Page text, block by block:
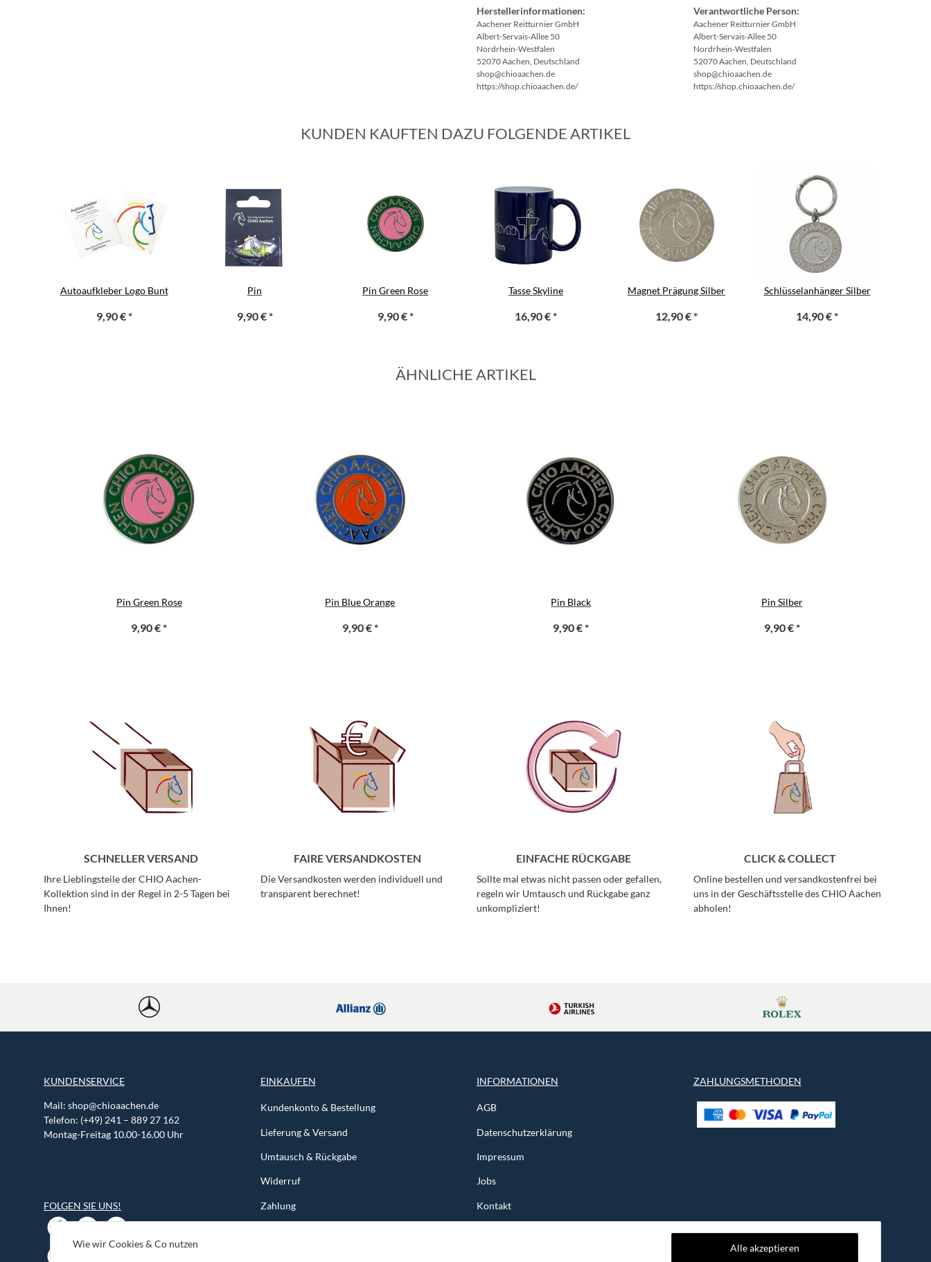
Alle akzeptieren
Wie wir Cookies & Co nutzen
Herstellerinformationen:
Aachener Reitturnier GmbH
Albert-Servais-Allee 50
Nordrhein-Westfalen
52070 Aachen, Deutschland
shop@chioaachen.de
https://shop.chioaachen.de/
Verantwortliche Person:
Aachener Reitturnier GmbH
Albert-Servais-Allee 50
Nordrhein-Westfalen
52070 Aachen, Deutschland
shop@chioaachen.de
https://shop.chioaachen.de/
KUNDEN KAUFTEN DAZU FOLGENDE ARTIKEL
Autoaufkleber Logo Bunt
9,90 €*
Pin
9,90 €*
Pin Green Rose
9,90 €*
Tasse Skyline
16,90 €*
Magnet Prägung Silber
12,90 €*
Schlüsselanhänger Silber
14,90 €*
ÄHNLICHE ARTIKEL
Pin Green Rose
9,90 €*
Pin Blue Orange
9,90 €*
Pin Black
9,90 €*
Pin Silber
9,90 €*
SCHNELLER VERSAND
Ihre Lieblingsteile der CHIO Aachen-
Kollektion sind in der Regel in 2-5 Tagen bei
Ihnen!
FAIRE VERSANDKOSTEN
Die Versandkosten werden individuell und
transparent berechnet!
EINFACHE RÜCKGABE
Sollte mal etwas nicht passen oder gefallen,
regeln wir Umtausch und Rückgabe ganz
unkompliziert!
CLICK & COLLECT
Online bestellen und versandkostenfrei bei
uns in der Geschäftsstelle des CHIO Aachen
abholen!
KUNDENSERVICE
Mail: shop@chioaachen.de
Telefon: (+49) 241 – 889 27 162
Montag-Freitag 10.00-16.00 Uhr
EINKAUFEN
Kundenkonto & Bestellung
Lieferung & Versand
Umtausch & Rückgabe
Widerruf
Zahlung
INFORMATIONEN
AGB
Datenschutzerklärung
Impressum
Jobs
Kontakt
ZAHLUNGSMETHODEN
FOLGEN SIE UNS!